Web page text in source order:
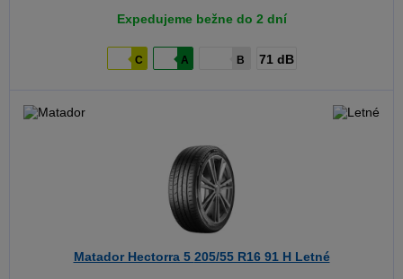
Expedujeme bežne do 2 dní
C A B 71 dB
Matador Hectorra 5 205/55 R16 91 H Letné